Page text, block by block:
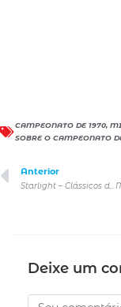
CAMPEONATO DE 1970,
SOBRE O CAMPEONATO
Anterior
Deixe um